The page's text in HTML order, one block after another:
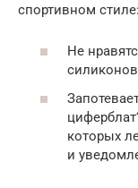
спортивном стиле:
Не
которых
и